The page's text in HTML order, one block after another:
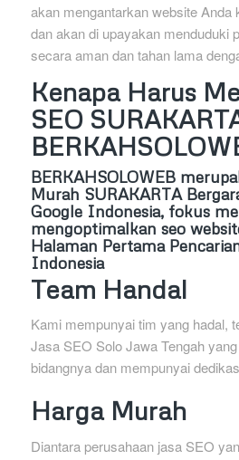
akan mengantarkan website Anda
dan akan di upayakan menduduki
secara aman dan tahan lama
Kenapa Harus
SEO
BERKAHSOLOWEB
Murah SURAKARTA
Google Indonesia, fokus
mengoptimalkan seo
Halaman Pertama
Indonesia
Team Handal
Kami mempunyai tim yang hadal,
Jasa SEO Solo Jawa Tengah
bidangnya dan mempunyai
Harga Murah
Diantara perusahaan jasa SEO